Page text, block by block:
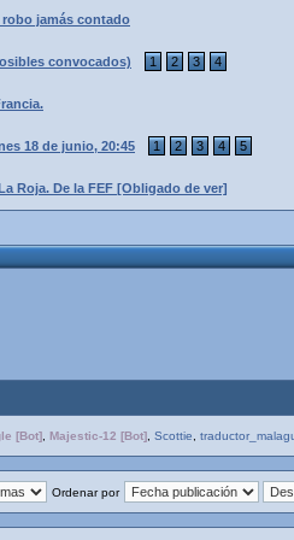
robo jamás contado
convocados) 1 2 3 4
18 de junio, 20:45 1 2 3 4 5
Roja. De la FEF [Obligado de ver]
[Bot] Majestic-12 [Bot] Scottie
Ordenar por